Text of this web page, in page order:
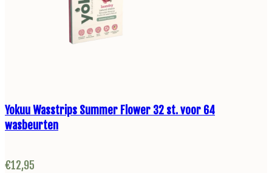
Yokuu Wasstrips Summer Flower 32 st. voor 64
wasbeurten
€12,95